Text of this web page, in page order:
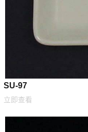
SU-97
立即查看